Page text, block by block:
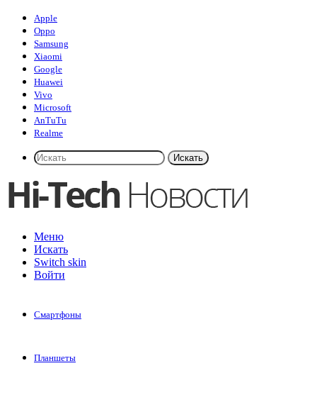
Apple
Oppo
Samsung
Xiaomi
Google
Huawei
Vivo
Microsoft
AnTuTu
Realme
Искать
Меню
Искать
Switch skin
Войти
Смартфоны
Планшеты